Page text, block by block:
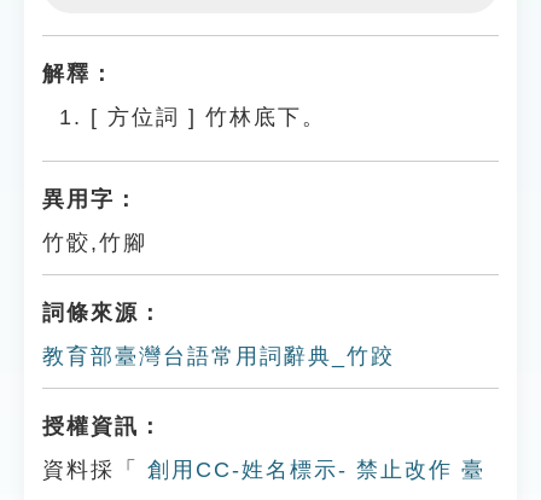
貓頭鷹博士
解釋：
[ 方位詞 ] 竹林底下。
異用字：
竹骹,竹腳
詞條來源：
教育部臺灣台語常用詞辭典_竹跤
授權資訊：
資料採「
創用CC-姓名標示- 禁止改作 臺